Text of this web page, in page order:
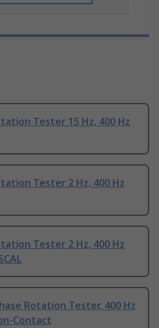
Tester 15 Hz, 400 Hz
Tester 2 Hz, 400 Hz
Tester 2 Hz, 400 Hz
Rotation Tester, 400 Hz
Contact